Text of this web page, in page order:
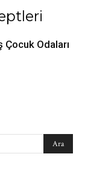
Çocuk Odaları